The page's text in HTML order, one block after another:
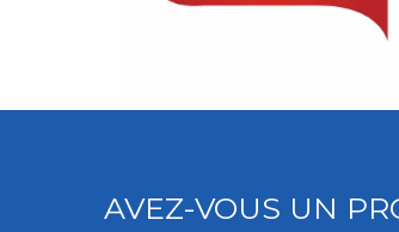
AVEZ-VOUS UN